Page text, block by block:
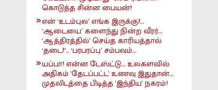
கொடுத்த சின்ன பையன்!
என் ‘உடம்புல’ எங்க இருக்கு?...
‘ஆடையை’ களைந்து நின்ற வீரர்...
‘ஆத்திரத்தில்’ செய்த காரியத்தால்
‘தடை?’.. ‘பரபரப்பு’ சம்பவம்...
யப்பா! என்ன டேஸ்ட்டு... உலகளவில்
அதிகம் 'தேடப்பட்ட' உணவு இதுதான்...
முதலிடத்தை பிடித்த 'இந்திய' நகரம்!